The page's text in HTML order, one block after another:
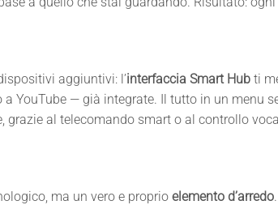
aggiuntivi: l’interfaccia Smart Hub ti
YouTube — già integrate. Il tutto in un menu
grazie al telecomando smart o al controllo
ma un vero e proprio elemento d’arredo